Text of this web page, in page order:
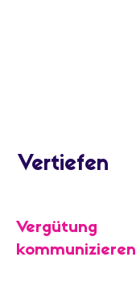
Vertiefen
Vergütung
kommunizieren